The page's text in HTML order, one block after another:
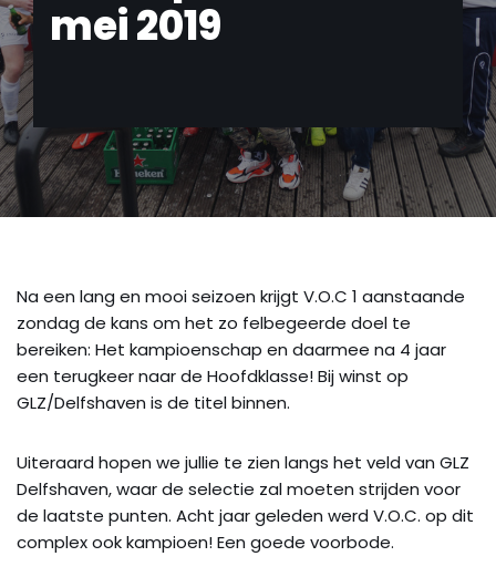
mei 2019
Na een lang en mooi seizoen krijgt V.O.C 1 aanstaande
zondag de kans om het zo felbegeerde doel te
bereiken: Het kampioenschap en daarmee na 4 jaar
een terugkeer naar de Hoofdklasse! Bij winst op
GLZ/Delfshaven is de titel binnen.
Uiteraard hopen we jullie te zien langs het veld van GLZ
Delfshaven, waar de selectie zal moeten strijden voor
de laatste punten. Acht jaar geleden werd V.O.C. op dit
complex ook kampioen! Een goede voorbode.